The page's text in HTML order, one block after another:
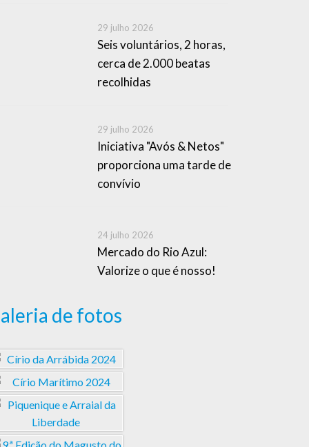
29 julho 2026
Seis voluntários, 2 horas,
cerca de 2.000 beatas
recolhidas
29 julho 2026
Iniciativa "Avós & Netos"
proporciona uma tarde de
convívio
24 julho 2026
Mercado do Rio Azul:
Valorize o que é nosso!
de fotos